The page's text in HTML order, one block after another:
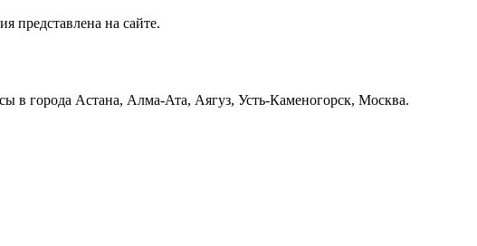
представлена на сайте.
в города Астана, Алма-Ата, Аягуз, Усть-Каменогорск, Москва.